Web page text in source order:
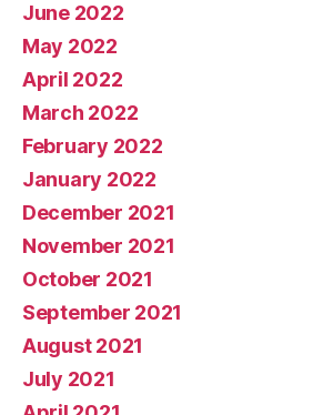
June 2022
May 2022
April 2022
March 2022
February 2022
January 2022
December 2021
November 2021
October 2021
September 2021
August 2021
July 2021